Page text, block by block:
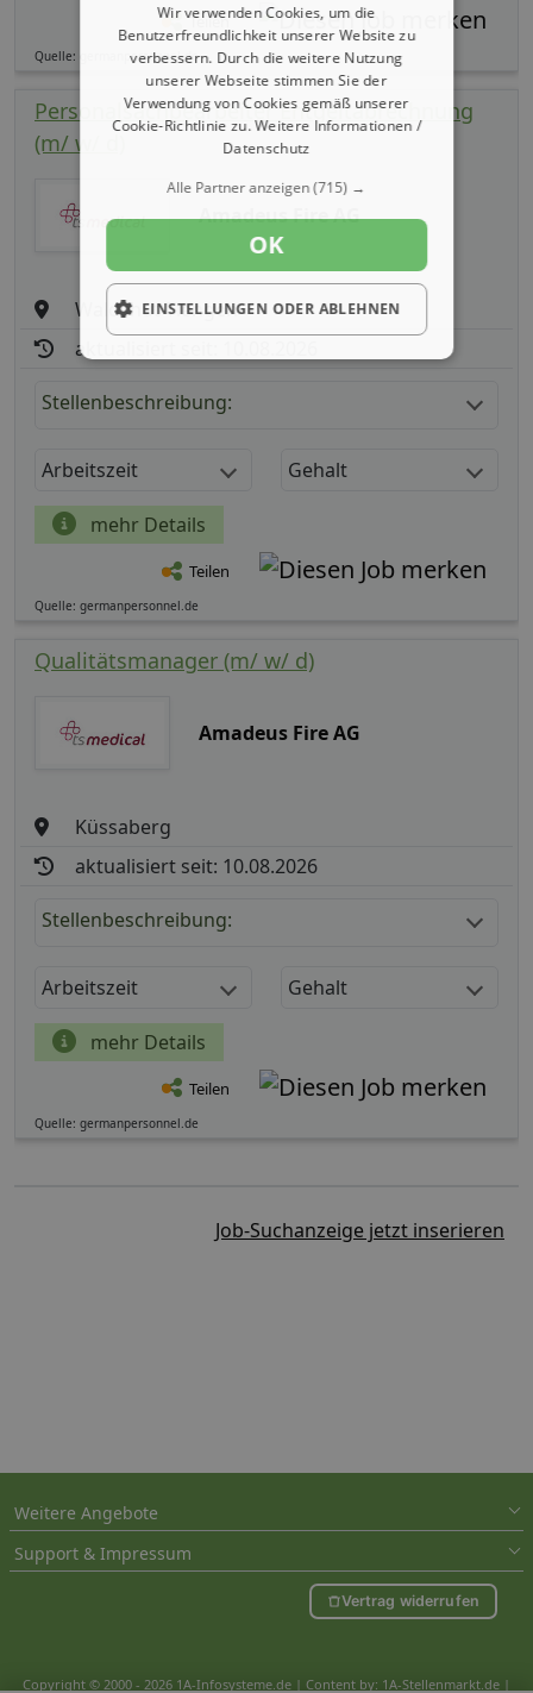
Teilen
Quelle: germanpersonnel.de
Personalsachbearbeiter Entgeltabrechnung
(m/ w/ d)
Amadeus Fire AG
Waldshut-Tiengen
aktualisiert seit: 10.08.2026
Stellenbeschreibung:
Arbeitszeit Gehalt
mehr Details
Teilen
Quelle: germanpersonnel.de
Qualitätsmanager (m/ w/ d)
Amadeus Fire AG
Küssaberg
aktualisiert seit: 10.08.2026
Stellenbeschreibung:
Arbeitszeit Gehalt
mehr Details
Teilen
Quelle: germanpersonnel.de
Job-Suchanzeige jetzt inserieren
Weitere Angebote
Support & Impressum
Vertrag widerrufen
Copyright © 2000 - 2026 1A-Infosysteme.de | Content by: 1A-Stellenmarkt.de |
Wir verwenden Cookies, um die
Benutzerfreundlichkeit unserer Website zu
verbessern. Durch die weitere Nutzung
unserer Webseite stimmen Sie der
Verwendung von Cookies gemäß unserer
Cookie-Richtlinie zu.Weitere Informationen /
Datenschutz
Alle Partner anzeigen(715) →
OK
EINSTELLUNGEN ODER ABLEHNEN